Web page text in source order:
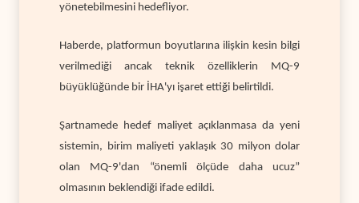
yönetebilmesini hedefliyor.
Haberde, platformun boyutlarına ilişkin kesin bilgi
verilmediği ancak teknik özelliklerin MQ-9
büyüklüğünde bir İHA'yı işaret ettiği belirtildi.
Şartnamede hedef maliyet açıklanmasa da yeni
sistemin, birim maliyeti yaklaşık 30 milyon dolar
olan MQ-9'dan “önemli ölçüde daha ucuz”
olmasının beklendiği ifade edildi.